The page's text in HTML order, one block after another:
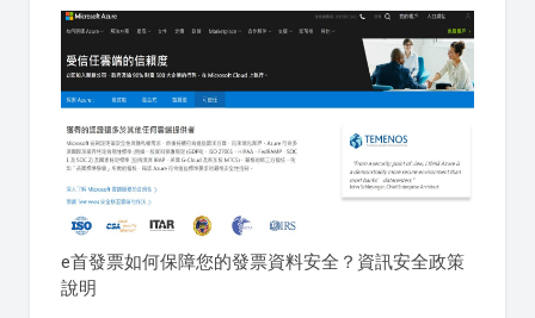
e首發票如何保障您的發票資料安全？資訊安全政策
說明